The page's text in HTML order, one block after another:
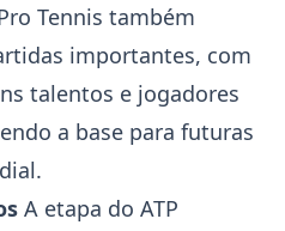
Tennis também
importantes, com
talentos e jogadores
a base para futuras
A etapa do ATP